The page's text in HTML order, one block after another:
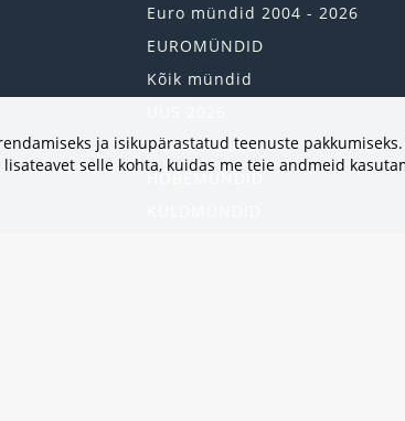
Euro mündid 2004 - 2026
EUROMÜNDID
Kõik mündid
2 EURO RULLI
HÕBEMÜNDID
ja isikupärastatud teenuste
selle kohta, kuidas me teie andmeid